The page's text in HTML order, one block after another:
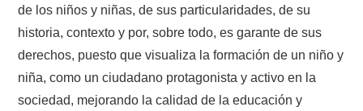
de los niños y niñas, de sus particularidades, de su
historia, contexto y por, sobre todo, es garante de sus
derechos, puesto que visualiza la formación de un niño y
niña, como un ciudadano protagonista y activo en la
sociedad, mejorando la calidad de la educación y